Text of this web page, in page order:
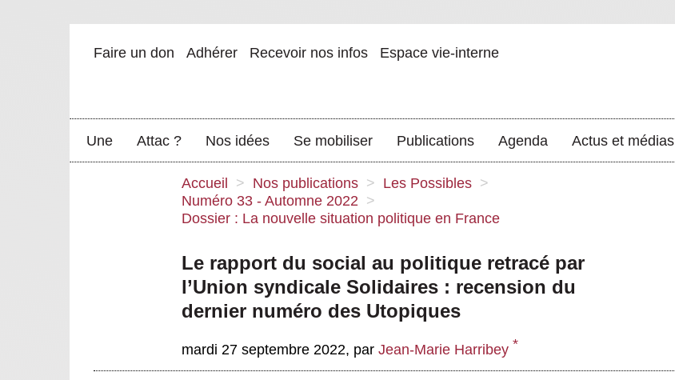
Faire un don Adhérer Recevoir nos infos Espace vie-interne
Une Attac ? Nos idées Se mobiliser Publications Agenda Actus et médias
Accueil > Nos publications > Les Possibles >
Numéro 33 - Automne 2022 >
Dossier : La nouvelle situation politique en France
Le rapport du social au politique retracé par
l’Union syndicale Solidaires : recension du
dernier numéro des Utopiques
mardi 27 septembre 2022, par Jean-Marie Harribey *